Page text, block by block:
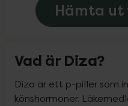
Hämta
Vad är Diza?
Diza är ett p-piller som
könshormoner.